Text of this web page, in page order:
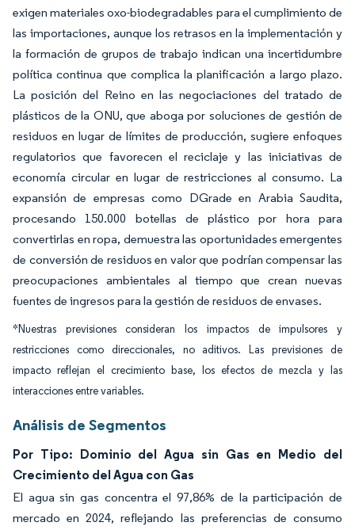
exigen materiales oxo-biodegradables para el cumplimiento de
las importaciones, aunque los retrasos en la implementación y
la formación de grupos de trabajo indican una incertidumbre
política continua que complica la planificación a largo plazo.
La posición del Reino en las negociaciones del tratado de
plásticos de la ONU, que aboga por soluciones de gestión de
residuos en lugar de límites de producción, sugiere enfoques
regulatorios que favorecen el reciclaje y las iniciativas de
economía circular en lugar de restricciones al consumo. La
expansión de empresas como DGrade en Arabia Saudita,
procesando 150.000 botellas de plástico por hora para
convertirlas en ropa, demuestra las oportunidades emergentes
de conversión de residuos en valor que podrían compensar las
preocupaciones ambientales al tiempo que crean nuevas
fuentes de ingresos para la gestión de residuos de envases.
*Nuestras previsiones consideran los impactos de impulsores y
restricciones como direccionales, no aditivos. Las previsiones de
impacto reflejan el crecimiento base, los efectos de mezcla y las
interacciones entre variables.
Análisis de Segmentos
Por Tipo: Dominio del Agua sin Gas en Medio del
Crecimiento del Agua con Gas
El agua sin gas concentra el 97,86% de la participación de
mercado en 2024, reflejando las preferencias de consumo